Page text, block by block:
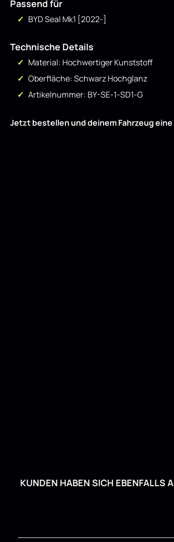
Passend für
BYD Seal Mk1 [2022-]
Technische Details
Material: Hochwertiger Kunststoff
Oberfläche: Schwarz Hochglanz
Artikelnummer: BY-SE-1-SD1-G
Jetzt bestellen und deinem Fahrzeug
KUNDEN HABEN SICH EBENFALLS